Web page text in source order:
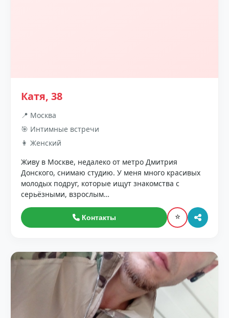
Катя, 38
📍 Москва
🎯 Интимные встречи
👩 Женский
Живу в Москве, недалеко от метро Дмитрия
Донского, снимаю студию. У меня много красивых
молодых подруг, которые ищут знакомства с
серьёзными, взрослым…
Контакты ⭐